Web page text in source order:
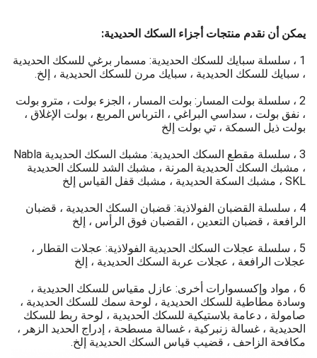
يمكن أن نقدم منتجات أجزاء السكك الحديدية:
1 ، سلسلة سبايك للسكك الحديدية: مسمار برغي للسكك الحديدية
، سبايك للسكك الحديدية ، سبايك مرن للسكك الحديدية ، إلخ.
2 ، سلسلة بولت المسار: بولت المسار ، الجزء بولت ، مترو بولت
، نفق بولت ، سداسي البراغي ، الترباس المربع ، بولت الإغلاق ،
بولت ذيل السمكة ، تي بولت إلخ
3 ، سلسلة مقطع السكك الحديدية: مشبك السكك الحديدية Nabla
، مشبك السكك الحديدية المرنة ، مشبك الشد للسكك الحديدية
SKL ، مشبك السكة الحديدية ، مشبك قفل القياس إلخ
4 ، سلسلة القضبان الفولاذية: قضبان السكك الحديدية ، قضبان
الرافعة ، قضبان التعدين ، القضبان فوق الرأس ، إلخ
5 ، سلسلة عجلات السكك الحديدية الفولاذية: عجلات القطار ،
عجلات الرافعة ، عجلات عربة السكك الحديدية ، إلخ
6 ، مواد وإكسسوارات أخرى: عازل مقياس للسكك الحديدية ،
وسادة مطاطية للسكك الحديدية ، لوحة سمك للسكك الحديدية ،
صامولة ، دعامة بلاستيكية للسكك الحديدية ، لوحة ربط للسكك
الحديدية ، غسالة زنبركية ، غسالة مسطحة ، إدراج الحديد الزهر ،
مكافحة الزاحف ، قضيب قياس السكك الحديدية إلخ.